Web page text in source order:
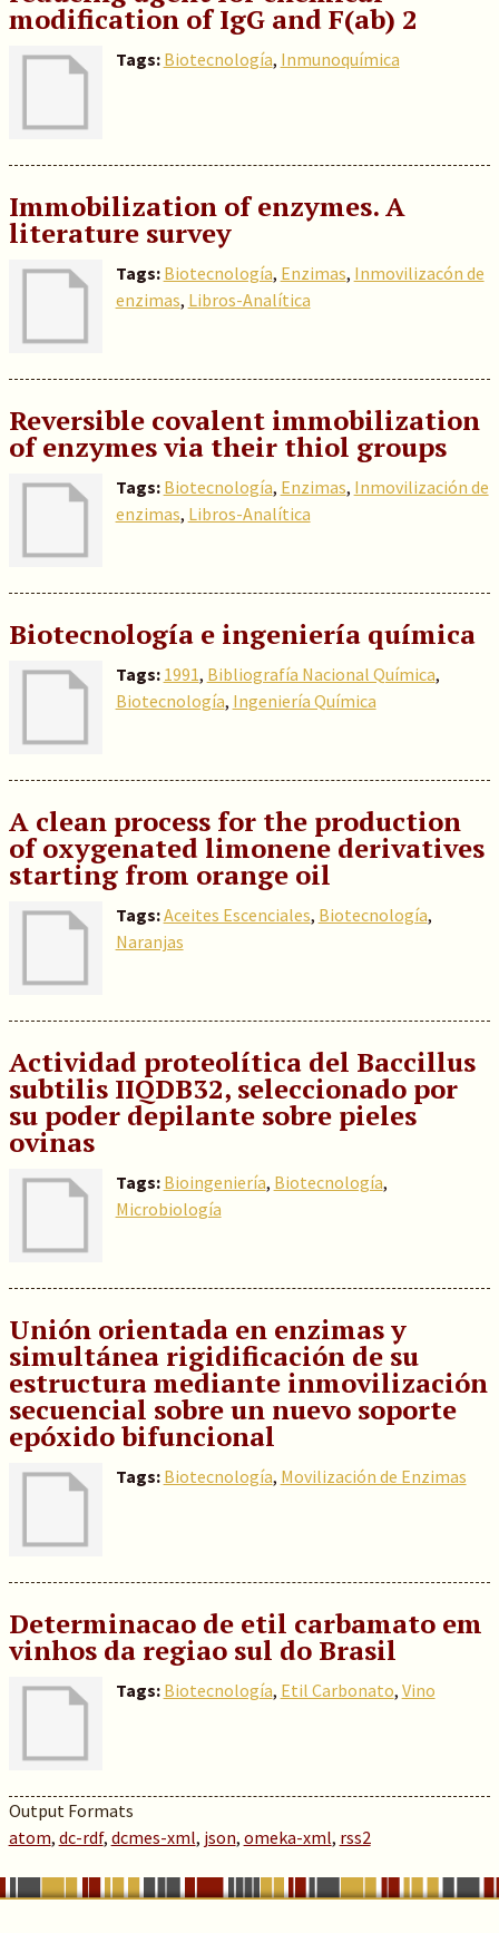
modification of IgG and F(ab) 2
Tags: Biotecnología, Inmunoquímica
Immobilization of enzymes. A
literature survey
Tags: Biotecnología, Enzimas, Inmovilizacón de
enzimas, Libros-Analítica
Reversible covalent immobilization
of enzymes via their thiol groups
Tags: Biotecnología, Enzimas, Inmovilización de
enzimas, Libros-Analítica
Biotecnología e ingeniería química
Tags: 1991, Bibliografía Nacional Química,
Biotecnología, Ingeniería Química
A clean process for the production
of oxygenated limonene derivatives
starting from orange oil
Tags:Aceites Escenciales, Biotecnología,
Naranjas
Actividad proteolítica del Baccillus
subtilis IIQDB32, seleccionado por
su poder depilante sobre pieles
ovinas
Tags: Bioingeniería, Biotecnología,
Microbiología
Unión orientada en enzimas y
simultánea rigidificación de su
estructura mediante inmovilización
secuencial sobre un nuevo soporte
epóxido bifuncional
Tags: Biotecnología, Movilización de Enzimas
Determinacao de etil carbamato em
vinhos da regiao sul do Brasil
Tags: Biotecnología, Etil Carbonato, Vino
Output Formats
atom, dc-rdf, dcmes-xml, json, omeka-xml, rss2